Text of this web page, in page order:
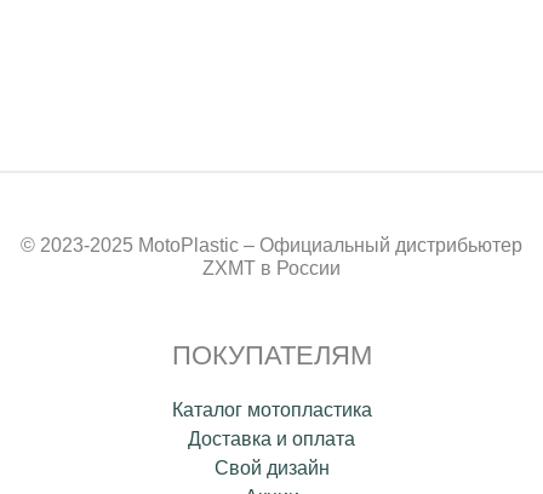
© 2023-2025 MotoPlastic – Официальный дистрибьютер
ZXMT в России
ПОКУПАТЕЛЯМ
Каталог мотопластика
Доставка и оплата
Свой дизайн